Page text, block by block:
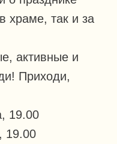
храме, так и за
активные и
Приходи,
19.00
19.00